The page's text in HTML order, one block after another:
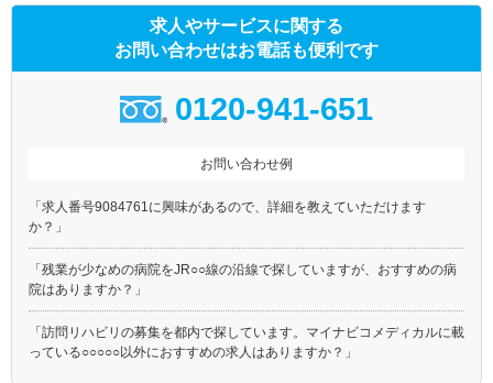
求人やサービスに関する
お問い合わせはお電話も便利です
0120-941-651
お問い合わせ例
「求人番号9084761に興味があるので、詳細を教えていただけます
か？」
「残業が少なめの病院をJR○○線の沿線で探していますが、おすすめの病
院はありますか？」
「訪問リハビリの募集を都内で探しています。マイナビコメディカルに載
っている○○○○○以外におすすめの求人はありますか？」